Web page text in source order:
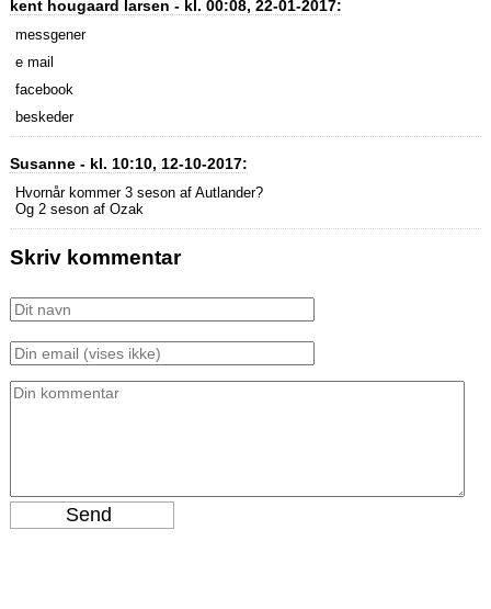
kent hougaard larsen - kl. 00:08, 22-01-2017:
messgener
e mail
facebook
beskeder
Susanne - kl. 10:10, 12-10-2017:
Hvornår kommer 3 seson af Autlander?
Og 2 seson af Ozak
Skriv kommentar